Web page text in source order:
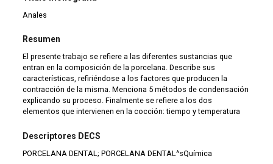
Anales
Resumen
El presente trabajo se refiere a las diferentes sustancias que
entran en la composición de la porcelana. Describe sus
características, refiriéndose a los factores que producen la
contracción de la misma. Menciona 5 métodos de condensación
explicando su proceso. Finalmente se refiere a los dos
elementos que intervienen en la cocción: tiempo y temperatura
Descriptores DECS
PORCELANA DENTAL; PORCELANA DENTAL^sQuímica